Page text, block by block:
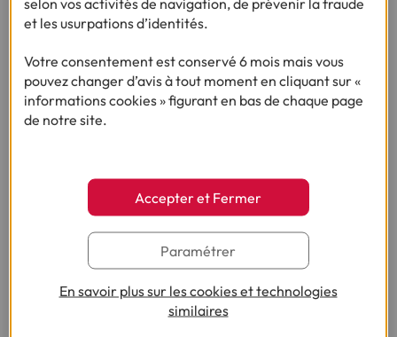
et les usurpations d’identités.
Votre consentement est conservé 6 mois mais vous
pouvez changer d’avis à tout moment en cliquant sur «
informations cookies » figurant en bas de chaque page
de notre site.
Accepter et Fermer
Paramétrer
En savoir plus sur les cookies et technologies
similaires